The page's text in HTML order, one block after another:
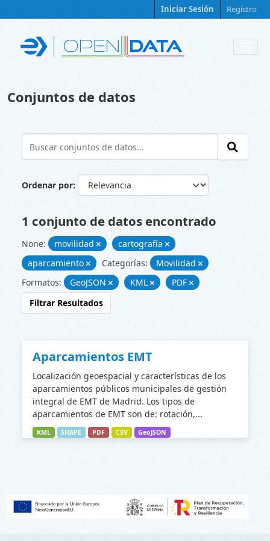
Iniciar Sesión Registro
Conjuntos de datos
Ordenar por
1 conjunto de datos encontrado
None: movilidad
cartografía
aparcamiento
Categorías:
Movilidad
Formatos:
GeoJSON KML
PDF
Filtrar Resultados
Aparcamientos EMT
Localización geoespacial y características de los
aparcamientos públicos municipales de gestión
integral de EMT de Madrid. Los tipos de
aparcamientos de EMT son de: rotación,...
KML SHAPE PDF CSV GeoJSON